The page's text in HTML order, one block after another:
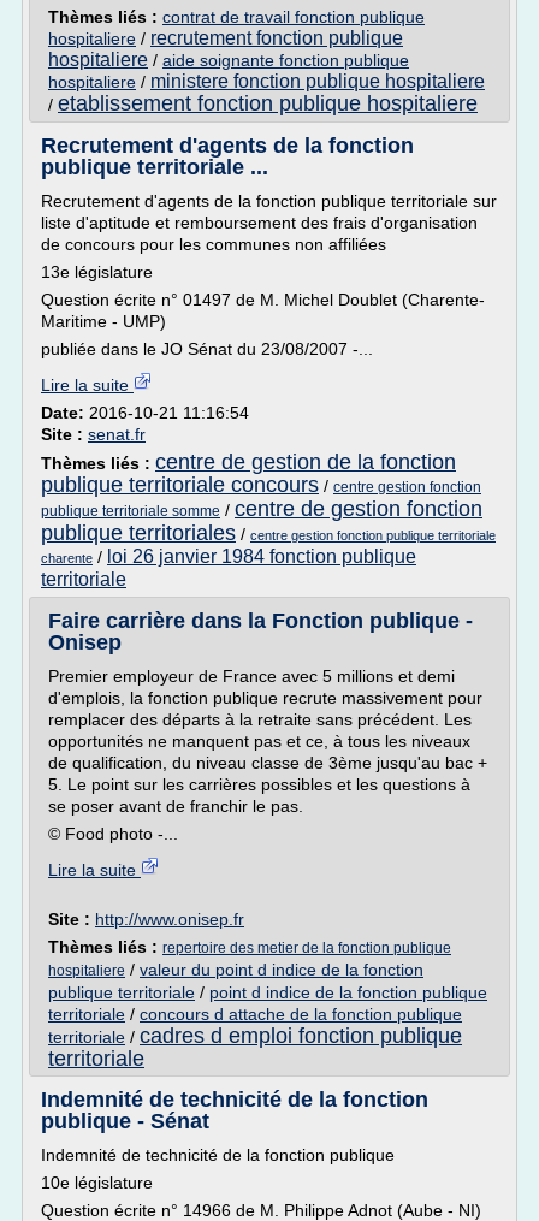
Thèmes liés : contrat de travail fonction publique
hospitaliere / recrutement fonction publique
hospitaliere / aide soignante fonction publique
hospitaliere / ministere fonction publique hospitaliere
/ etablissement fonction publique hospitaliere
Recrutement d'agents de la fonction
publique territoriale ...
Recrutement d'agents de la fonction publique territoriale sur
liste d'aptitude et remboursement des frais d'organisation
de concours pour les communes non affiliées
13e législature
Question écrite n° 01497 de M. Michel Doublet (Charente-
Maritime - UMP)
publiée dans le JO Sénat du 23/08/2007 -...
Lire la suite
Date: 2016-10-21 11:16:54
Site : senat.fr
Thèmes liés : centre de gestion de la fonction
publique territoriale concours / centre gestion fonction
publique territoriale somme / centre de gestion fonction
publique territoriales / centre gestion fonction publique territoriale
charente / loi 26 janvier 1984 fonction publique
territoriale
Faire carrière dans la Fonction publique -
Onisep
Premier employeur de France avec 5 millions et demi
d'emplois, la fonction publique recrute massivement pour
remplacer des départs à la retraite sans précédent. Les
opportunités ne manquent pas et ce, à tous les niveaux
de qualification, du niveau classe de 3ème jusqu'au bac +
5. Le point sur les carrières possibles et les questions à
se poser avant de franchir le pas.
© Food photo -...
Lire la suite
Site : http://www.onisep.fr
Thèmes liés : repertoire des metier de la fonction publique
hospitaliere / valeur du point d indice de la fonction
publique territoriale / point d indice de la fonction publique
territoriale / concours d attache de la fonction publique
territoriale / cadres d emploi fonction publique
territoriale
Indemnité de technicité de la fonction
publique - Sénat
Indemnité de technicité de la fonction publique
10e législature
Question écrite n° 14966 de M. Philippe Adnot (Aube - NI)